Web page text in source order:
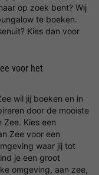
op zoek bent? Wij
te boeken.
Kies dan voor
voor het
wil jij boeken en in
door de mooiste
Kies een
Zee voor een
waar jij tot
je een groot
omgeving, aan zee,